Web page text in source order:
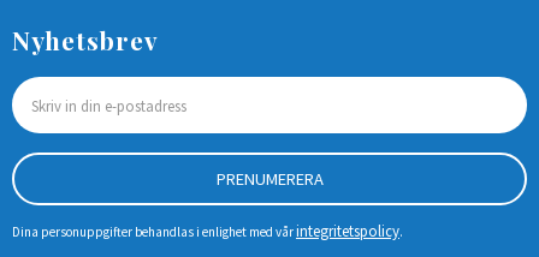
Nyhetsbrev
PRENUMERERA
Dina personuppgifter behandlas i enlighet med vårintegritetspolicy.